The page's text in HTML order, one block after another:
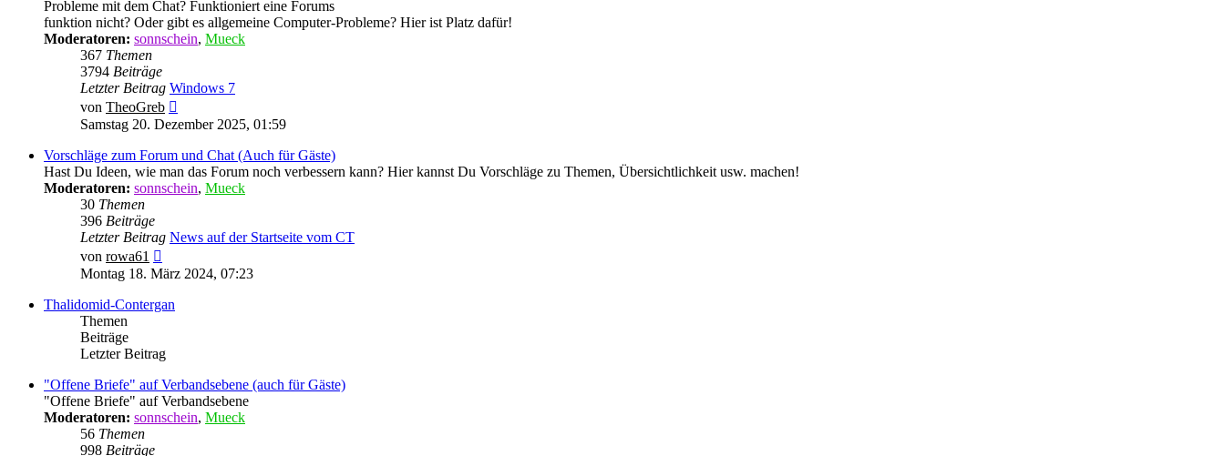
Probleme mit dem Chat? Funktioniert eine Forums
funktion nicht? Oder gibt es allgemeine Computer-Probleme? Hier ist Platz dafür!
Moderatoren: sonnschein, Mueck
367 Themen
3794 Beiträge
Letzter Beitrag Windows 7
von TheoGreb
Beitrag
Samstag 20. Dezember 2025, 01:59
Vorschläge zum Forum und Chat (Auch für Gäste)
Hast Du Ideen, wie man das Forum noch verbessern kann? Hier kannst Du Vorschläge zu Themen, Übersichtlichkeit usw. machen!
Moderatoren: sonnschein, Mueck
30 Themen
396 Beiträge
Letzter Beitrag News auf der Startseite vom CT
von rowa61
Beitrag
Montag 18. März 2024, 07:23
Thalidomid-Contergan
Themen
Beiträge
Letzter Beitrag
"Offene Briefe" auf Verbandsebene (auch für Gäste)
"Offene Briefe" auf Verbandsebene
Moderatoren: sonnschein, Mueck
56 Themen
998 Beiträge